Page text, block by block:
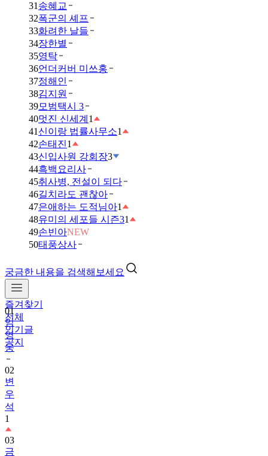
31 송혜교
32폭군의 셰프
33화려한 날들
34장한별
35영탁
36언더커버 미쓰홍
37정해인
38김지원
39모범택시 3
40멋진 신세계 1
41 신이랑 법률사무소1
42손태진1
43신입사원 강회장3
44흑백요리사
45취사병, 전설이 되다
46길치라도 괜찮아
47은애하는 도적님아1
48유미의 세포들 시즌31
49손빈아NEW
50태풍상사
궁금한 내용을 검색해보세요
즐겨찾기
전체
인기글
공지
01
임
영
웅
02
변
우
석
1
03
금